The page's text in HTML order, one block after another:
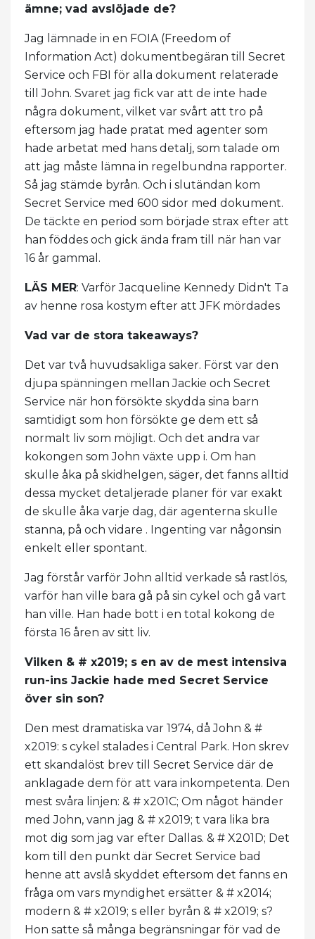
ämne; vad avslöjade de?
Jag lämnade in en FOIA (Freedom of
Information Act) dokumentbegäran till Secret
Service och FBI för alla dokument relaterade
till John. Svaret jag fick var att de inte hade
några dokument, vilket var svårt att tro på
eftersom jag hade pratat med agenter som
hade arbetat med hans detalj, som talade om
att jag måste lämna in regelbundna rapporter.
Så jag stämde byrån. Och i slutändan kom
Secret Service med 600 sidor med dokument.
De täckte en period som började strax efter att
han föddes och gick ända fram till när han var
16 år gammal.
LÄS MER: Varför Jacqueline Kennedy Didn't Ta
av henne rosa kostym efter att JFK mördades
Vad var de stora takeaways?
Det var två huvudsakliga saker. Först var den
djupa spänningen mellan Jackie och Secret
Service när hon försökte skydda sina barn
samtidigt som hon försökte ge dem ett så
normalt liv som möjligt. Och det andra var
kokongen som John växte upp i. Om han
skulle åka på skidhelgen, säger, det fanns alltid
dessa mycket detaljerade planer för var exakt
de skulle åka varje dag, där agenterna skulle
stanna, på och vidare . Ingenting var någonsin
enkelt eller spontant.
Jag förstår varför John alltid verkade så rastlös,
varför han ville bara gå på sin cykel och gå vart
han ville. Han hade bott i en total kokong de
första 16 åren av sitt liv.
Vilken & # x2019; s en av de mest intensiva
run-ins Jackie hade med Secret Service
över sin son?
Den mest dramatiska var 1974, då John & #
x2019: s cykel stalades i Central Park. Hon skrev
ett skandalöst brev till Secret Service där de
anklagade dem för att vara inkompetenta. Den
mest svåra linjen: & # x201C; Om något händer
med John, vann jag & # x2019; t vara lika bra
mot dig som jag var efter Dallas. & # X201D; Det
kom till den punkt där Secret Service bad
henne att avslå skyddet eftersom det fanns en
fråga om vars myndighet ersätter & # x2014;
modern & # x2019; s eller byrån & # x2019; s?
Hon satte så många begränsningar för vad de